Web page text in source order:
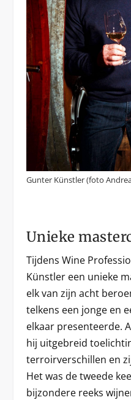
Gunter Künstler (foto
Unieke
Tijdens Wine
Künstler een unieke
elk van zijn acht
telkens een jonge en
elkaar presenteerde.
hij uitgebreid
terroirverschillen en
Het was de tweede
bijzondere reeks